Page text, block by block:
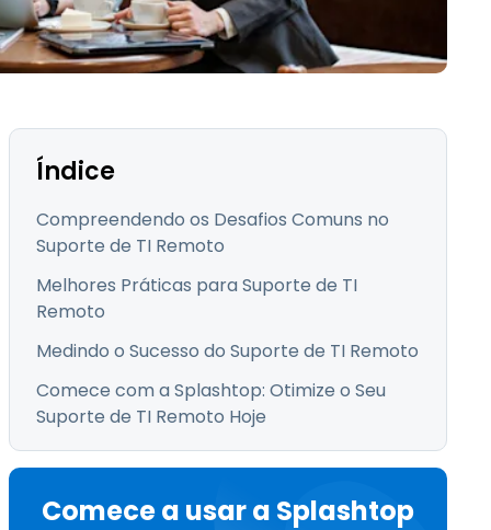
Todos os Produtos
繁體中文
日本語
ภาษาไทย
Índice
Compreendendo os Desafios Comuns no
Suporte de TI Remoto
Melhores Práticas para Suporte de TI
Remoto
Medindo o Sucesso do Suporte de TI Remoto
Comece com a Splashtop: Otimize o Seu
Suporte de TI Remoto Hoje
Comece a usar a Splashtop